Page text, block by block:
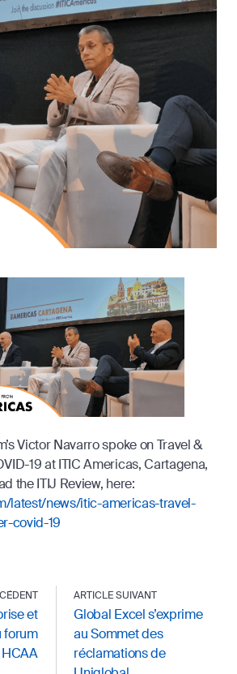
Victor Navarro spoke on Travel &
19 at ITIC Americas, Cartagena,
the ITIJ Review, here:
latest/news/itic-americas-travel-
covid-19
et
forum
ARTICLE SUIVANT
Global Excel s’exprime
au Sommet des
réclamations de